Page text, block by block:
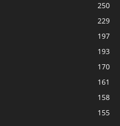
250
229
197
193
170
161
158
155